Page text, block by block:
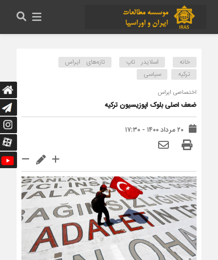
خانه اسلایدر تاپ
تازه‌های ایراس
ترکیه
سیاسی
اختصاصی ایراس
ضعف اصلی بلوک اپوزیسیون ترکیه
۲۰ مرداد ۱۴۰۰ - ۱۷:۳۰